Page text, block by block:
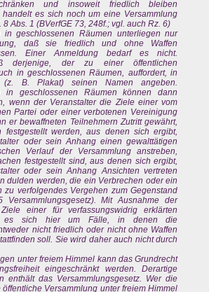
und insoweit friedlich bleiben
handelt es sich noch um eine Versammlung
8 Abs. 1 (BVerfGE 73, 248f.; vgl. auch Rz. 6)
in geschlossenen Räumen unterliegen nur
daß sie friedlich und ohne Waffen
Einer Anmeldung bedarf es nicht.
derjenige, der zu einer öffentlichen
in geschlossenen Räumen, auffordert, in
(z. B. Plakat) seinen Namen angeben.
in geschlossenen Räumen können dann
wenn der Veranstalter die Ziele einer vom
Partei oder einer verbotenen Vereinigung
er bewaffneten Teilnehmern Zutritt gewährt,
festgestellt werden, aus denen sich ergibt,
oder sein Anhang einen gewalttätigen
Verlauf der Versammlung anstreben,
festgestellt sind, aus denen sich ergibt,
oder sein Anhang Ansichten vertreten
dulden werden, die ein Verbrechen oder ein
zu verfolgendes Vergehen zum Gegenstand
Mit Ausnahme der
einer für verfassungswidrig erklärten
es sich hier um Fälle, in denen die
nicht friedlich oder nicht ohne Waffen
soll. Sie wird daher auch nicht durch
unter freiem Himmel kann das Grundrecht
eingeschränkt werden. Derartige
enthält das Versammlungsgesetz. Wer die
Versammlung unter freiem Himmel